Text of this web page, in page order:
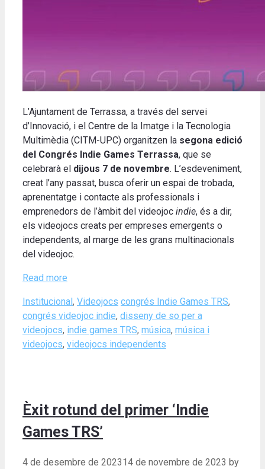
L’Ajuntament de Terrassa, a través del servei
d’Innovació, i el Centre de la Imatge i la Tecnologia
Multimèdia (CITM-UPC) organitzen la segona edició
del Congrés Indie Games Terrassa, que se
celebrarà el dijous 7 de novembre. L’esdeveniment,
creat l’any passat, busca oferir un espai de trobada,
aprenentatge i contacte als professionals i
emprenedors de l’àmbit del videojoc indie, és a dir,
els videojocs creats per empreses emergents o
independents, al marge de les grans multinacionals
del videojoc.
Read more
Categories
Institucional, Videojocs Tags
congrés Indie Games TRS,
congrés videojoc indie, disseny de so per a
videojocs, indie games TRS, música, música i
videojocs, videojocs independents
Èxit rotund del primer ‘Indie
Games TRS’
4 de desembre de 202314 de novembre de 2023 by